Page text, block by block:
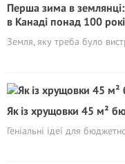
Перша зима в землянці:
в Канаді понад 100
Земля, яку треба було
Як із хрущовки 45 м²
Геніальні ідеї для